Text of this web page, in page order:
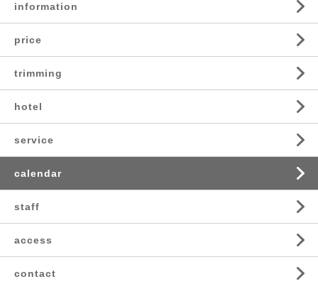
information
price
trimming
hotel
service
calendar
staff
access
contact